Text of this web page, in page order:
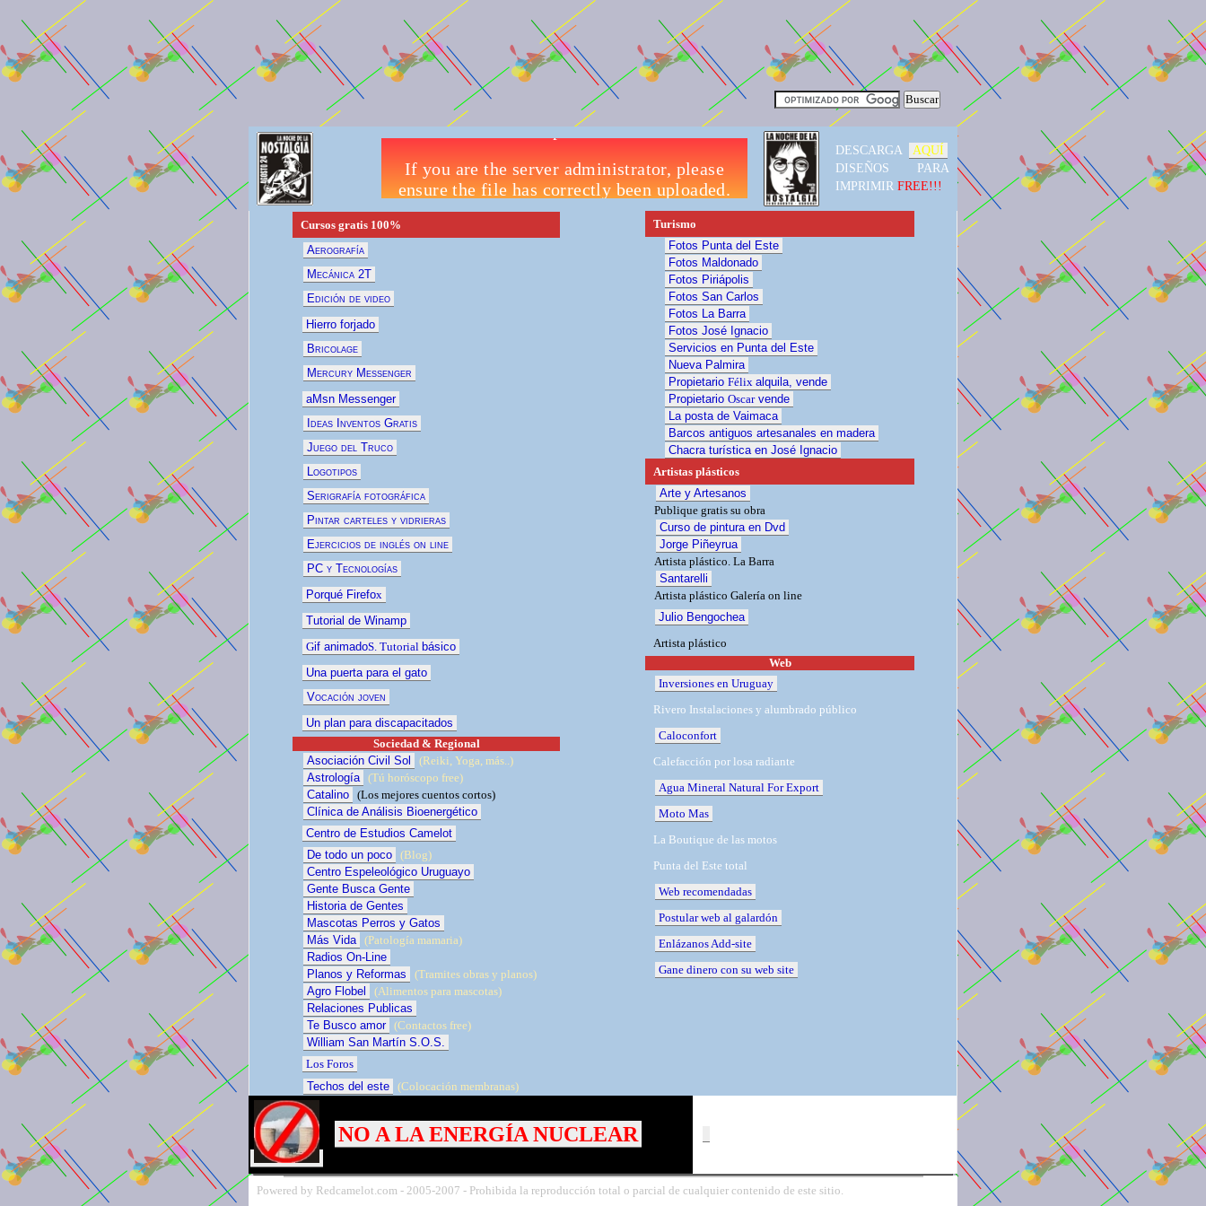
DESCARGA
AQUÍ
DISEÑOS PARA
IMPRIMIR FREE!!!
Cursos gratis 100%
Aerografía
Mecánica 2T
Edición de video
Hierro forjado
Bricolage
Mercury Messenger
aMsn Messenger
Ideas Inventos Gratis
Juego del Truco
Logotipos
Serigrafía fotográfica
Pintar carteles y vidrieras
Ejercicios de inglés on line
PC y Tecnologías
Porqué Firefox
Tutorial de Winamp
Gif animadoS. Tutorial básico
Una puerta para el gato
Vocación joven
Un plan para discapacitados
Sociedad & Regional
Asociación Civil Sol
(Reiki, Yoga, más..)
Astrología (Tú horóscopo free)
Catalino (Los mejores cuentos cortos)
Clínica de Análisis Bioenergético
Centro de Estudios Camelot
De todo un poco (Blog)
Centro Espeleológico Uruguayo
Gente Busca Gente
Historia de Gentes
Mascotas Perros y Gatos
Más Vida (Patología mamaria)
Radios On-Line
Planos y Reformas
(Tramites obras y planos)
Agro Flobel
(Alimentos para mascotas)
Relaciones Publicas
Te Busco amor (Contactos free)
William San Martín S.O.S.
Los Foros
Techos del este (Colocación membranas)
Turismo
Fotos Punta del Este
Fotos Maldonado
Fotos Piriápolis
Fotos San Carlos
Fotos La Barra
Fotos José Ignacio
Servicios en Punta del Este
Nueva Palmira
Propietario Félix alquila, vende
Propietario Oscarvende
La posta de Vaimaca
Barcos antiguos artesanales en madera
Chacra turística en José Ignacio
Artistas plásticos
Arte y Artesanos
Publique gratis su obra
Curso de pintura en Dvd
Jorge Piñeyrua
Artista plástico. La Barra
Santarelli
Artista plástico Galería on line
Julio Bengochea
Artista plástico
Web
Inversiones en Uruguay
Rivero Instalaciones y alumbrado público
Caloconfort
Calefacción por losa radiante
Agua Mineral Natural For Export
Moto Mas
La Boutique de las motos
Punta del Este total
Web recomendadas
Postular web al galardón
Enlázanos Add-site
Gane dinero con su web site
NO A LA ENERGÍA NUCLEAR
Powered by Redcamelot.com - 2005-2007 - Prohibida la reproducción total o parcial de cualquier contenido de este sitio.